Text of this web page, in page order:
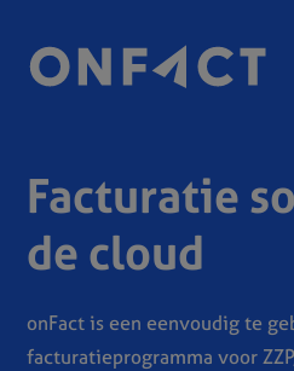
Facturatie
de cloud
onFact is een eenvoudig te
facturatieprogramma voor